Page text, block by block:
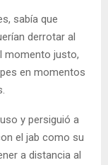
sabía que
derrotar al
momento justo,
en momentos
y persiguió a
el jab como su
a distancia al